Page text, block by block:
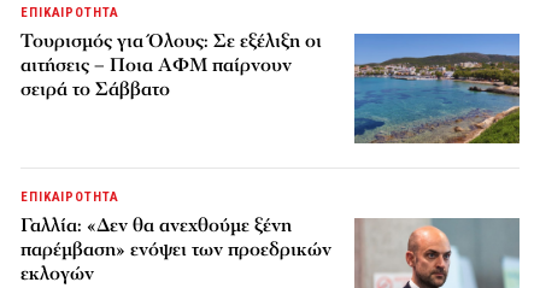
ΕΠΙΚΑΙΡΟΤΗΤΑ
Τουρισμός για Όλους: Σε εξέλιξη οι
αιτήσεις – Ποια ΑΦΜ παίρνουν
σειρά το Σάββατο
ΕΠΙΚΑΙΡΟΤΗΤΑ
Γαλλία: «Δεν θα ανεχθούμε ξένη
παρέμβαση» ενόψει των προεδρικών
εκλογών